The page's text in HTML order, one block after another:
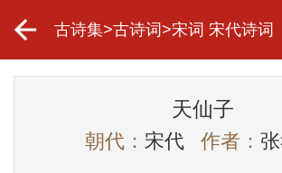
古诗集>古诗词 >宋词 宋代诗词
天仙子
朝代： 宋代 作者：